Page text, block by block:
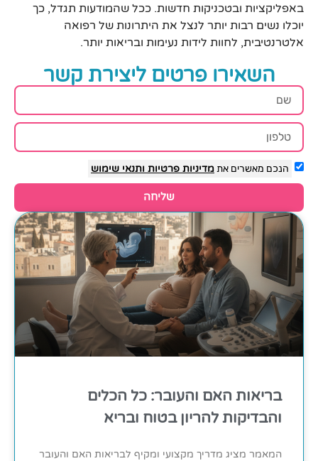
באפליקציות ובטכניקות חדשות. ככל שהמודעות תגדל, כך
יוכלו נשים רבות יותר לנצל את היתרונות של רפואה
אלטרנטיבית, לחוות לידות נעימות ובריאות יותר.
השאירו פרטים ליצירת קשר
הנכם מאשרים אתמדיניות פרטיות ותנאי שימוש
שליחה
בריאות האם והעובר: כל הכלים
והבדיקות להריון בטוח ובריא
המאמר מציג מדריך מקצועי ומקיף לבריאות האם והעובר